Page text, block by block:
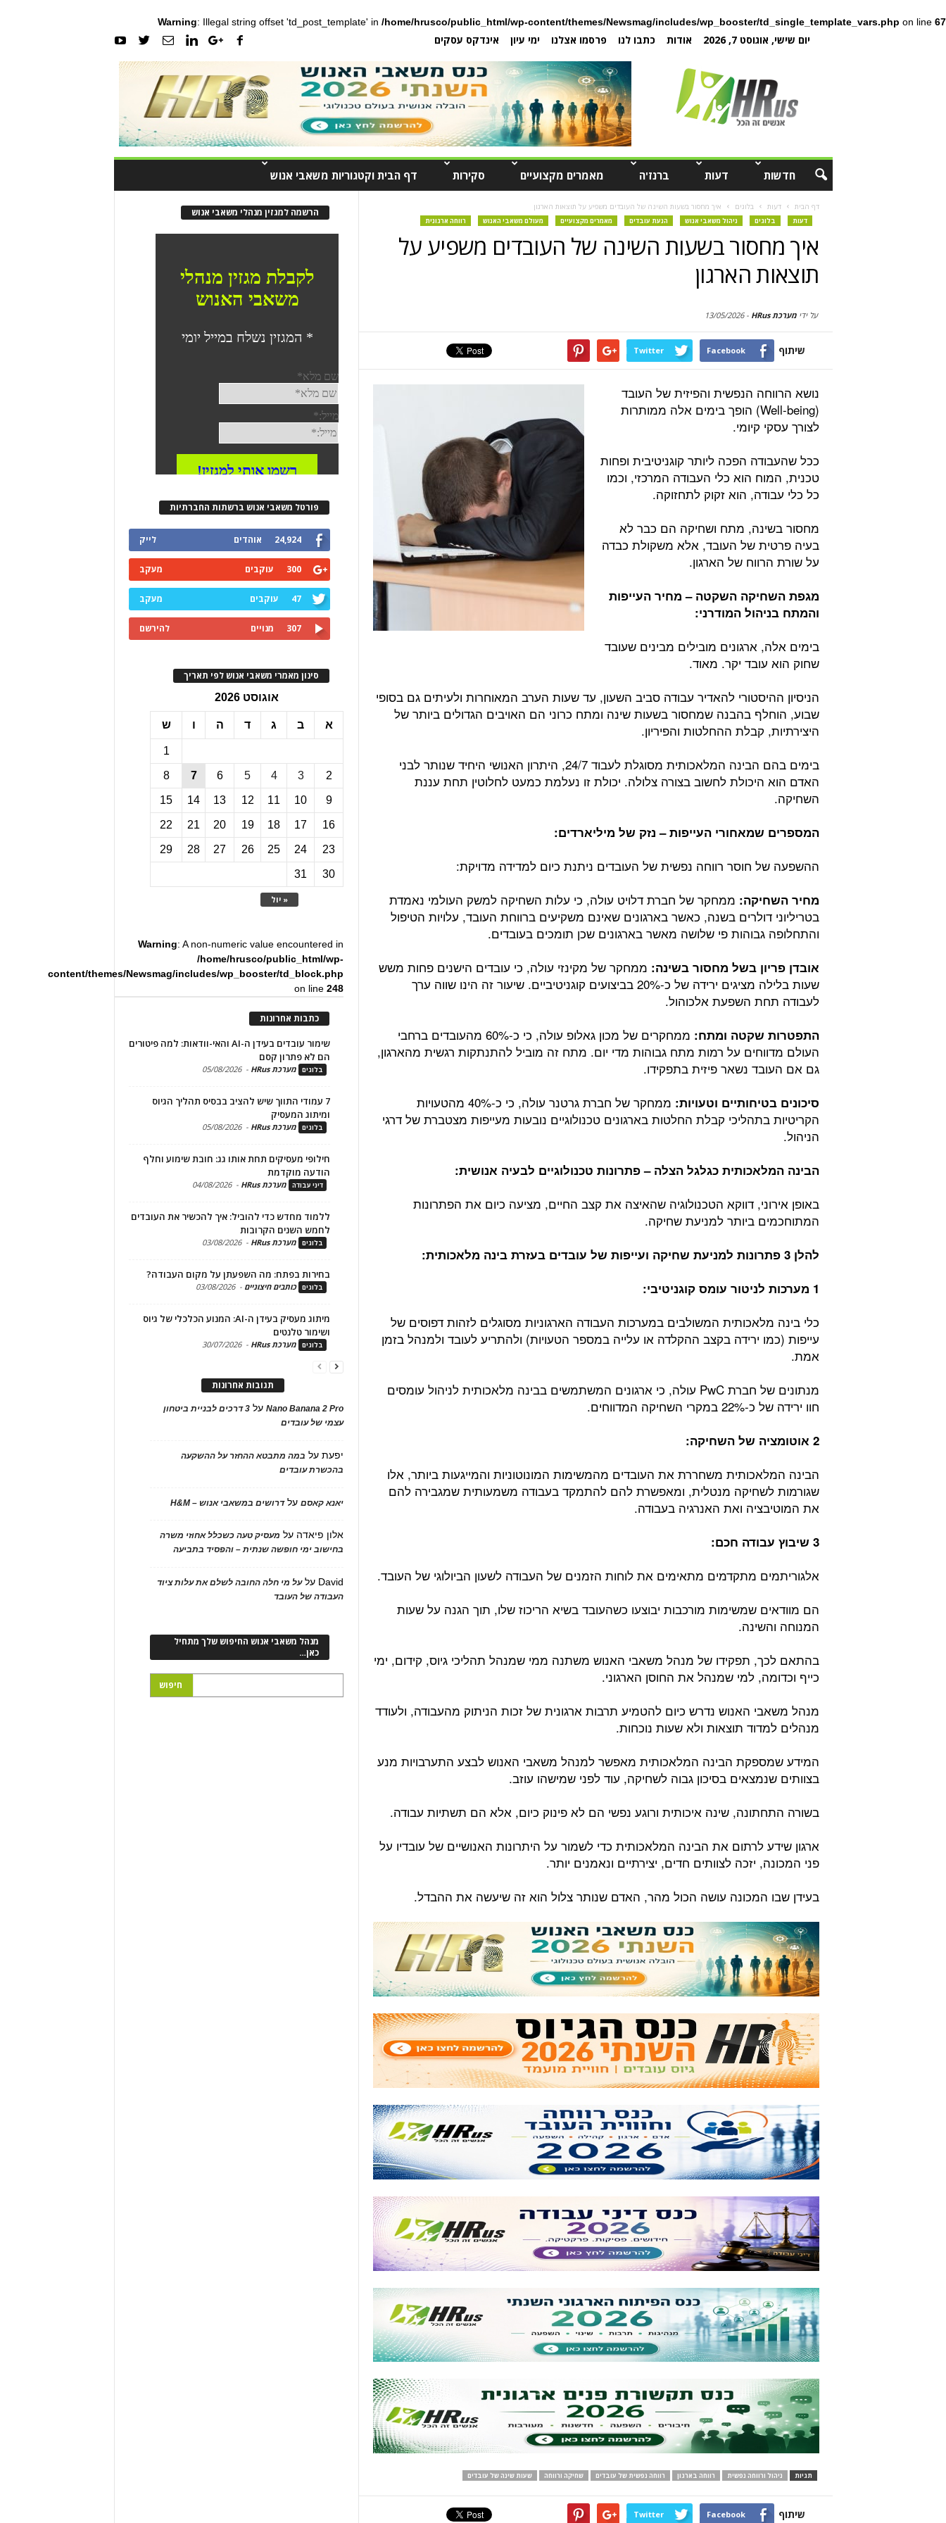
Warning: Illegal string offset 'td_post_template' in /home/hrusco/public_html/wp-content/themes/Newsmag/includes/wp_booster/td_single_template_vars.php on line 67
יום שישי, אוגוסט 7, 2026 אודות כתבו לנו פרסמו אצלנו ימי עיון אינדקס עסקים
חדשות דעות ברנז'ה מאמרים מקצועיים סקירות דף הבית וקטגוריות משאבי אנוש
דף הבית דעות בלוגים איך מחסור בשעות השינה של העובדים משפיע על תוצאות הארגון
דעות בלוגים ניהול משאבי אנוש הנעת עובדים מאמרים מקצועיים מעולם משאבי האנוש רווחה ארגונית
איך מחסור בשעות השינה של העובדים משפיע על
תוצאות הארגון
על ידימערכת HRus -
13/05/2026
שיתוף Facebook
Twitter
נושא הרווחה הנפשית והפיזית של העובד
(Well-being) הופך בימים אלה ממותרות
לצורך עסקי קיומי.
ככל שהעבודה הפכה ליותר קוגניטיבית ופחות
טכנית, המוח הוא כלי העבודה המרכזי, וכמו
כל כלי עבודה, הוא זקוק לתחזוקה.
מחסור בשינה, מתח ושחיקה הם כבר לא
בעיה פרטית של העובד, אלא משקולת כבדה
על שורת הרווח של הארגון.
מגפת השחיקה השקטה – מחיר העייפות
והמתח בניהול המודרני:
בימים אלה, ארגונים מובילים מבינים שעובד
שחוק הוא עובד יקר. מאוד.
הניסיון ההיסטורי להאדיר עבודה סביב השעון, עד שעות הערב המאוחרות ולעיתים גם בסופי
שבוע, הוחלף בהבנה שמחסור בשעות שינה ומתח כרוני הם האויבים הגדולים ביותר של
היצירתיות, קבלת ההחלטות והפיריון.
בימים בהם הבינה המלאכותית מסוגלת לעבוד 24/7, היתרון האנושי היחיד שנותר לבני
האדם הוא היכולת לחשוב בצורה צלולה. יכולת זו נעלמת כמעט לחלוטין תחת עננת
השחיקה.
המספרים שמאחורי העייפות – נזק של מיליארדים:
ההשפעה של חוסר רווחה נפשית של העובדים ניתנת כיום למדידה מדויקת:
מחיר השחיקה: ממחקר של חברת דלויט עולה, כי עלות השחיקה למשק העולמי נאמדת
בטריליוני דולרים בשנה, כאשר בארגונים שאינם משקיעים ברווחת העובד, עלויות הטיפול
והתחלופה גבוהות פי שלושה מאשר בארגונים שכן תומכים בעובדים.
אובדן פריון בשל מחסור בשינה: ממחקר של מקינזי עולה, כי עובדים הישנים פחות משש
שעות בלילה מציגים ירידה של כ-20% בביצועים קוגניטיביים. שיעור זה הינו שווה ערך
לעבודה תחת השפעת אלכוהול.
התפטרות שקטה ומתח:
ממחקרים של מכון גאלופ עולה, כי כ-60% מהעובדים ברחבי
העולם מדווחים על רמות מתח גבוהות מדי יום. מתח זה מוביל להתנתקות רגשית מהארגון,
גם אם העובד נשאר פיזית בתפקידו.
סיכונים בטיחותיים וטעויות:
ממחקר של חברת גרטנר עולה, כי כ-40% מהטעויות
הקריטיות בתהליכי קבלת החלטות בארגונים טכנולוגיים נובעות מעייפות מצטברת של דרגי
הניהול.
הבינה המלאכותית כגלגל הצלה – פתרונות טכנולוגיים לבעיה אנושית:
באופן אירוני, דווקא הטכנולוגיה שהאיצה את קצב החיים, מציעה כיום את הפתרונות
המתוחכמים ביותר למניעת שחיקה.
להלן 3 פתרונות למניעת שחיקה ועייפות של עובדים בעזרת בינה מלאכותית:
1 מערכות לניטור עומס קוגניטיבי:
כלי בינה מלאכותית המשולבים במערכות העבודה הארגוניות מסוגלים לזהות דפוסים של
עייפות (כמו ירידה בקצב ההקלדה או עלייה במספר הטעויות) ולהתריע לעובד ולמנהל בזמן
אמת.
מנתונים של חברת PwC עולה, כי ארגונים המשתמשים בבינה מלאכותית לניהול עומסים
חוו ירידה של כ-22% במקרי השחיקה המדווחים.
2 אוטומציה של השחיקה:
הבינה המלאכותית משחררת את העובדים מהמשימות המונוטוניות והמייגעות ביותר, אלו
שגורמות לשחיקה מנטלית, ומאפשרת להם להתמקד בעבודה משמעותית שמגבירה להם
את המוטיבציה ואת האנרגיה בעבודה.
3 שיבוץ עבודה חכם:
אלגוריתמים מתקדמים מתאימים את לוחות הזמנים של העבודה לשעון הביולוגי של העובד.
הם מוודאים שמשימות מורכבות יבוצעו כשהעובד בשיא הריכוז שלו, תוך הגנה על שעות
המנוחה והשינה.
בהתאם לכך, תפקידו של מנהל משאבי האנוש משתנה ממי שמנהל תהליכי גיוס, קידום, ימי
כייף וכדומה, למי שמנהל את החוסן הארגוני.
מנהל משאבי האנוש נדרש כיום להטמיע תרבות ארגונית של זכות הניתוק מהעבודה, ולעודד
מנהלים למדוד תוצאות ולא שעות נוכחות.
המידע שמספקת הבינה המלאכותית מאפשר למנהל משאבי האנוש לבצע התערבויות מנע
בצוותים שנמצאים בסיכון גבוה לשחיקה, עוד לפני שמישהו עוזב.
בשורה התחתונה, שינה איכותית ורוגע נפשי הם לא פינוק כיום, אלא הם תשתיות עבודה.
ארגון שידע לרתום את הבינה המלאכותית כדי לשמור על היתרונות האנושיים של עובדיו על
פני המכונה, יזכה לצוותים חדים, יצירתיים ונאמנים יותר.
בעידן שבו המכונה עושה הכול מהר, האדם שנותר צלול הוא זה שיעשה את ההבדל.
תגיות ניהול ורווחה נפשית רווחה בארגון רווחה נפשית של עובדים שחיקה ורווחה שעות שינה של עובדים
שיתוף Facebook
Twitter
הרשמה למגזין מנהלי משאבי אנוש
פורטל משאבי אנוש ברשתות החברתיות
24,924 אוהדים לייק
300 עוקבים מעקב
47 עוקבים מעקב
307 מנויים להירשם
סינון מאמרי משאבי אנוש לפי תאריך
אוגוסט 2026
א ב ג ד ה ו ש
« יול
1
2
3
4
5
6
7
8
9
10
11
12
13
14
15
16
17
18
19
20
21
22
23
24
25
26
27
28
29
30
31
Warning: A non-numeric value encountered in
/home/hrusco/public_html/wp-
content/themes/Newsmag/includes/wp_booster/td_block.php
on line248
כתבות אחרונות
שימור עובדים בעידן ה-AI והאי-וודאות: למה פיטורים
הם לא פתרון קסם
בלוגים מערכת HRus -
05/08/2026
7 עמודי התווך שיש להציב בבסיס תהליך הגיוס
ומיתוג המעסיק
בלוגים מערכת HRus -
05/08/2026
חילופי מעסיקים תחת אותו גג: חובת שימוע וחלף
הודעה מוקדמת
דיני עבודה מערכת HRus -
04/08/2026
ללמוד מחדש כדי להוביל: איך להכשיר את העובדים
לחמש השנים הקרובות
בלוגים מערכת HRus -
03/08/2026
בחירות בפתח: מה השפעתן על מקום העבודה?
בלוגים כותבים חיצוניים -
03/08/2026
מיתוג מעסיק בעידן ה-AI: המנוע הכלכלי של גיוס
ושימור טלנטים
בלוגים מערכת HRus -
30/07/2026
תגובות אחרונות
Nano Banana 2 Proעל 3 דרכים לבניית ביטחון
עצמי של עובדים
יפעתעל במה מתבטא ההחזר על ההשקעה
בהכשרת עובדים
יאנא קאסםעלדרושים במשאבי אנוש – H&M
אלון פיאדה על מעסיק טעה כשכלל אחוזי משרה
בחישוב ימי חופשה שנתית – והפסיד בתביעה
David עלעל מי חלה החובה לשלם את עלות ציוד
העבודה של העובד
מנהל משאבי אנוש החיפוש שלך מתחיל
כאן…